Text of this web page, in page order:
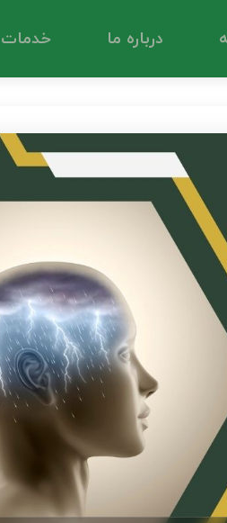
درباره ما خدمات
- بهترین دکتر کایروپراکتیک در غرب تهران